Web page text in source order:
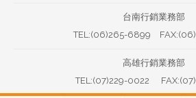
台南行銷業務部
TEL:(06)265-6899
高雄行銷業務部
TEL:(07)229-0022